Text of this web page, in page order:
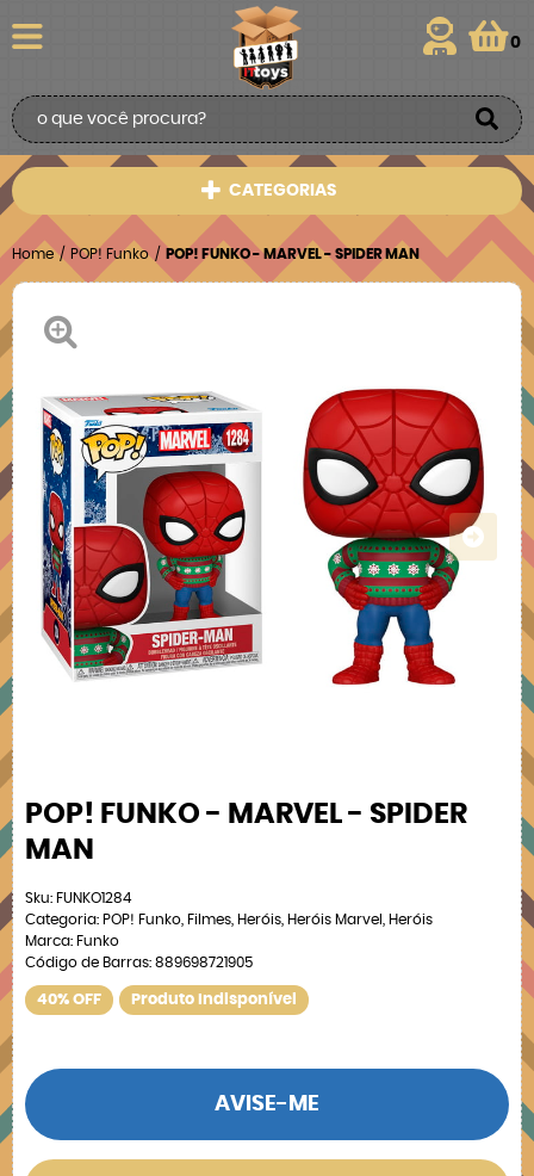
0
CATEGORIAS
Home POP! Funko POP! FUNKO - MARVEL - SPIDER MAN
POP! FUNKO - MARVEL - SPIDER
MAN
Sku: FUNKO1284
Categoria: POP! Funko Filmes Heróis Heróis Marvel
Heróis
Marca: Funko
Código de Barras: 889698721905
40% OFF Produto Indisponível
AVISE-ME